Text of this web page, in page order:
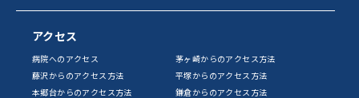
アクセス
病院へのアクセス
茅ヶ崎からのアクセス方法
藤沢からのアクセス方法
平塚からのアクセス方法
本郷台からのアクセス方法
鎌倉からのアクセス方法